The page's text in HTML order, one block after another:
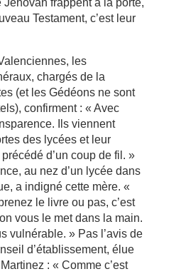
frappent à la porte,
Testament, c’est leur
les
chargés de la
(et les Gédéons ne sont
confirment : « Avec
Ils viennent
des lycées et leur
d’un coup de fil. »
au nez d’un lycée dans
a indigné cette mère. «
le livre ou pas, c’est
vous le met dans la main.
vulnérable. » Pas l’avis de
d’établissement, élue
: « Comme c’est